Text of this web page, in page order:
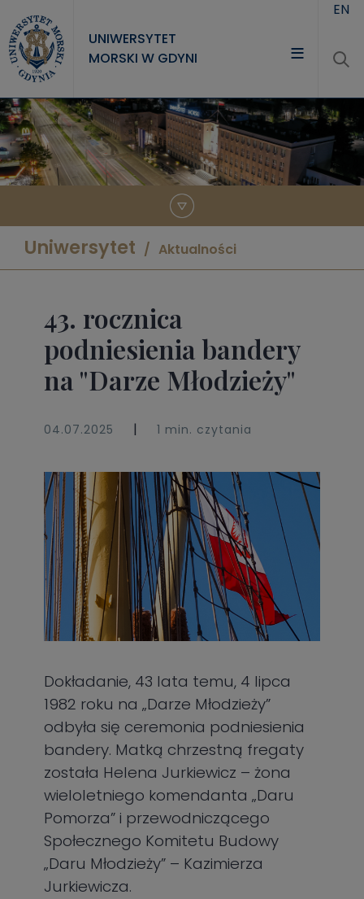
UNIWERSYTET
MORSKI W GDYNI
UNIWERSYTET
STUDIA
NAUKA
EN
Uniwersytet Aktualności
43. rocznica
podniesienia bandery
na "Darze Młodzieży"
04.07.2025 | 1 min. czytania
Dokładanie, 43 lata temu, 4 lipca
1982 roku na „Darze Młodzieży”
odbyła się ceremonia podniesienia
bandery. Matką chrzestną fregaty
została Helena Jurkiewicz – żona
wieloletniego komendanta „Daru
Pomorza” i przewodniczącego
Społecznego Komitetu Budowy
„Daru Młodzieży” – Kazimierza
Jurkiewicza.